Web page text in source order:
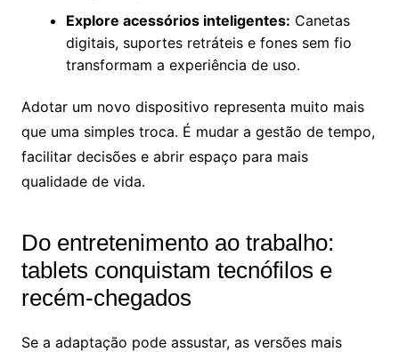
Explore acessórios inteligentes: Canetas
digitais, suportes retráteis e fones sem fio
transformam a experiência de uso.
Adotar um novo dispositivo representa muito mais
que uma simples troca. É mudar a gestão de tempo,
facilitar decisões e abrir espaço para mais
qualidade de vida.
Do entretenimento ao trabalho:
tablets conquistam tecnófilos e
recém-chegados
Se a adaptação pode assustar, as versões mais